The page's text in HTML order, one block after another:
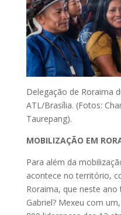
Delegação de Roraima
ATL/Brasília. (Fotos:
Taurepang).
MOBILIZAÇÃO EM
Para além da
acontece no território,
Roraima, que neste
Gabriel? Mexeu com